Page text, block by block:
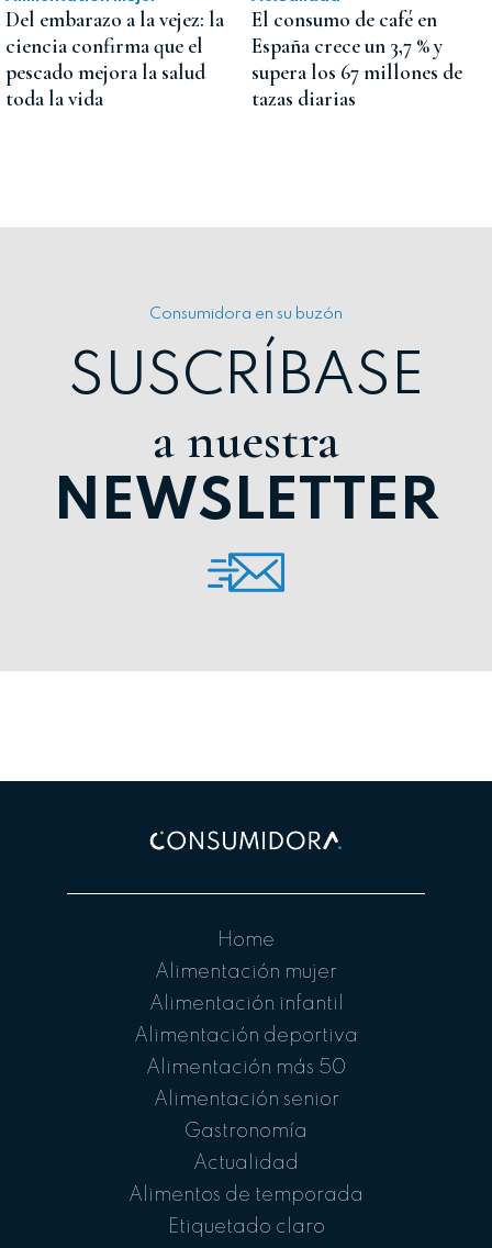
Del embarazo a la vejez: la
ciencia confirma que el
pescado mejora la salud
toda la vida
El consumo de café en
España crece un 3,7 % y
supera los 67 millones de
tazas diarias
Consumidora en su buzón
SUSCRÍBASE
a nuestra
NEWSLETTER
Home
Alimentación mujer
Alimentación infantil
Alimentación deportiva
Alimentación más 50
Alimentación senior
Gastronomía
Actualidad
Alimentos de temporada
Etiquetado claro